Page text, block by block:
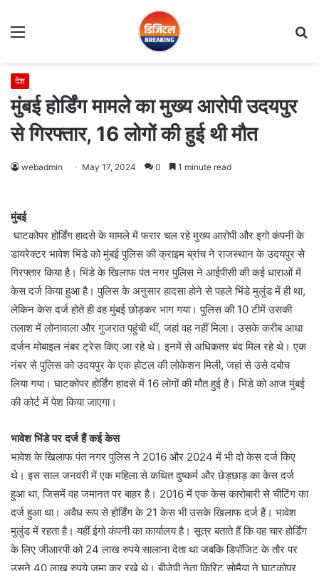
Menu
देश
मुंबई होर्डिंग मामले का मुख्य आरोपी उदयपुर
से गिरफ्तार, 16 लोगों की हुई थी मौत
webadmin May 17, 2024 0 1 minute read
मुंबई
घाटकोपर होर्डिंग हादसे के मामले में फरार चल रहे मुख्य आरोपी और इगो कंपनी के
डायरेक्टर भावेश भिंडे को मुंबई पुलिस की क्राइम ब्रांच ने राजस्थान के उदयपुर से
गिरफ्तार किया है। भिंडे के खिलाफ पंत नगर पुलिस ने आईपीसी की कई धाराओं में
केस दर्ज किया हुआ है। पुलिस के अनुसार हादसा होने से पहले भिंडे मुलुंड में ही था,
लेकिन केस दर्ज होते ही वह मुंबई छोड़कर भाग गया। पुलिस की 10 टीमें उसकी
तलाश में लोनावाला और गुजरात पहुंची थीं, जहां वह नहीं मिला। उसके करीब आधा
दर्जन मोबाइल नंबर ट्रेस किए जा रहे थे। इनमें से अधिकतर बंद मिल रहे थे। एक
नंबर से पुलिस को उदयपुर के एक होटल की लोकेशन मिली, जहां से उसे दबोच
लिया गया। घाटकोपर होर्डिंग हादसे में 16 लोगों की मौत हुई है। भिंडे को आज मुंबई
की कोर्ट में पेश किया जाएगा।
भावेश भिंडे पर दर्ज हैं कई केस
भावेश के खिलाफ पंत नगर पुलिस ने 2016 और 2024 में भी दो केस दर्ज किए
थे। इस साल जनवरी में एक महिला से कथित दुष्कर्म और छेड़छाड़ का केस दर्ज
हुआ था, जिसमें वह जमानत पर बाहर है। 2016 में एक केस कारोबारी से चीटिंग का
दर्ज हुआ था। अवैध रूप से होर्डिंग के 21 केस भी उसके खिलाफ दर्ज हैं। भावेश
मुलुंड में रहता है। यहीं ईगो कंपनी का कार्यालय है। सूत्र बताते हैं कि वह चार होर्डिंग
के लिए जीआरपी को 24 लाख रुपये सालाना देता था जबकि डिपॉजिट के तौर पर
उसने 40 लाख रुपये जमा कर रखे थे। बीजेपी नेता किरिट सोमैया ने घाटकोपर